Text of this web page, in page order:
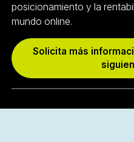
posicionamiento y la
mundo online.
Solicita más